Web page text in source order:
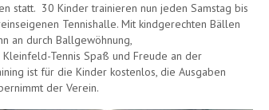
statt. 30 Kinder trainieren nun jeden Samstag bis
Tennishalle. Mit kindgerechten Bällen
an durch Ballgewöhnung,
Kleinfeld-Tennis Spaß und Freude an der
ist für die Kinder kostenlos, die Ausgaben
der Verein.